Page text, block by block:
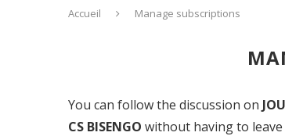
Accueil Manage subscriptions
You can follow the discussion on
CS BISENGO without having to